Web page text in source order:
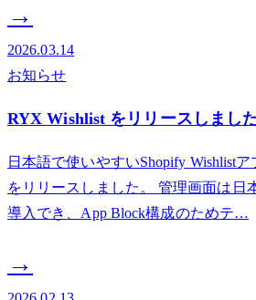
→
2026.03.14
お知らせ
RYX Wishlist をリリースしまし
日本語で使いやすいShopify Wishlistア
をリリースしました。 管理画面は日
導入でき、App Block構成のためテ…
→